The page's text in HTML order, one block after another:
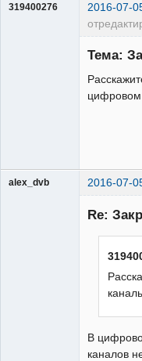
319400276 2016-07-
Тема:
alex_dvb 2016-07-
Re:
В
каналов